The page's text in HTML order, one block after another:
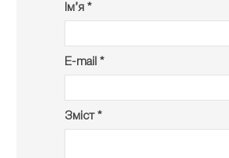
Ім’я *
E-mail *
Зміст *